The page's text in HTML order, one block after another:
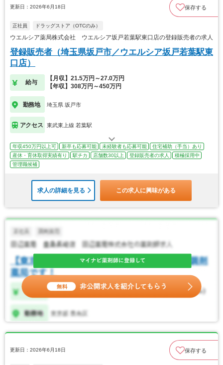
更新日：2026年6月18日 保存する
正社員 ドラッグストア（OTCのみ）
ウエルシア薬局株式会社 ウエルシア坂戸若葉駅東口店の登録販売者の求人
登録販売者（埼玉県坂戸市／ウエルシア坂戸若葉駅東
口店）
給与
【月収】21.5万円～27.0万円
【年収】308万円～450万円
勤務地 埼玉県 坂戸市
アクセス 東武東上線 若葉駅
年収450万円以上可 新卒も応募可能 未経験者も応募可能
住宅補助（手当）あり
産休・育休取得実績有り
駅チカ 店舗数30以上 登録販売者の求人
積極採用中
管理職候補
求人の詳細を見る この求人に興味がある
更新日：2026年6月18日 保存する